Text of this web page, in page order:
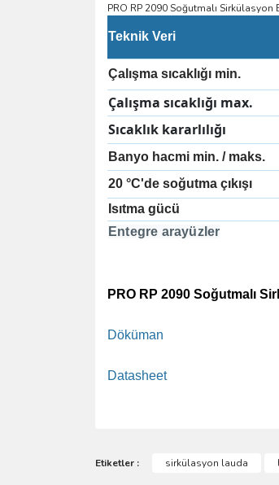
PRO RP 2090 Soğutmalı Sirkülasyon
Teknik Veri
Çalışma sıcaklığı min.
Çalışma sıcaklığı max.
Sıcaklık kararlılığı
Banyo hacmi min. / maks.
20 °C'de soğutma çıkışı
Isıtma gücü
Entegre arayüzler
PRO RP 2090 Soğutmalı
Döküman
Datasheet
Görüş ve önerileriniz için
Etiketler : sirkülasyon lauda